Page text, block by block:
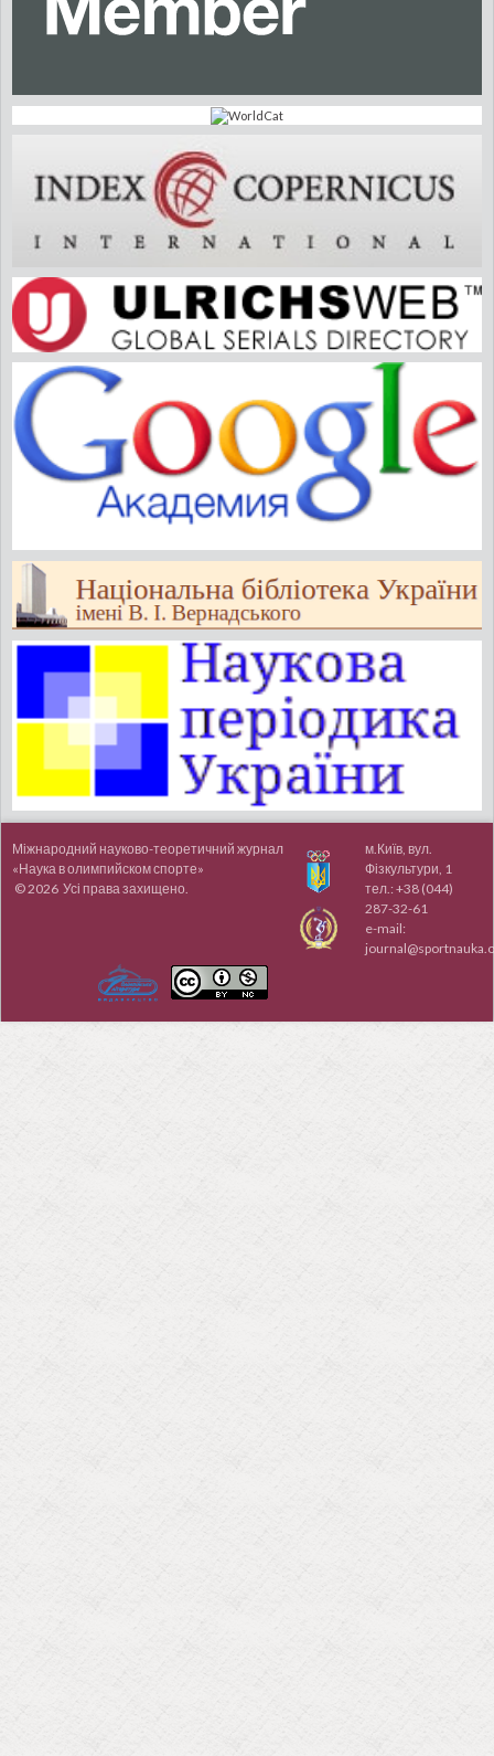
Міжнародний науково-теоретичний журнал
«Наука в олимпийском спорте»
© 2026 Усі права захищено.
м.Київ, вул.
Фізкультури, 1
тел.: +38 (044)
287-32-61
e-mail: